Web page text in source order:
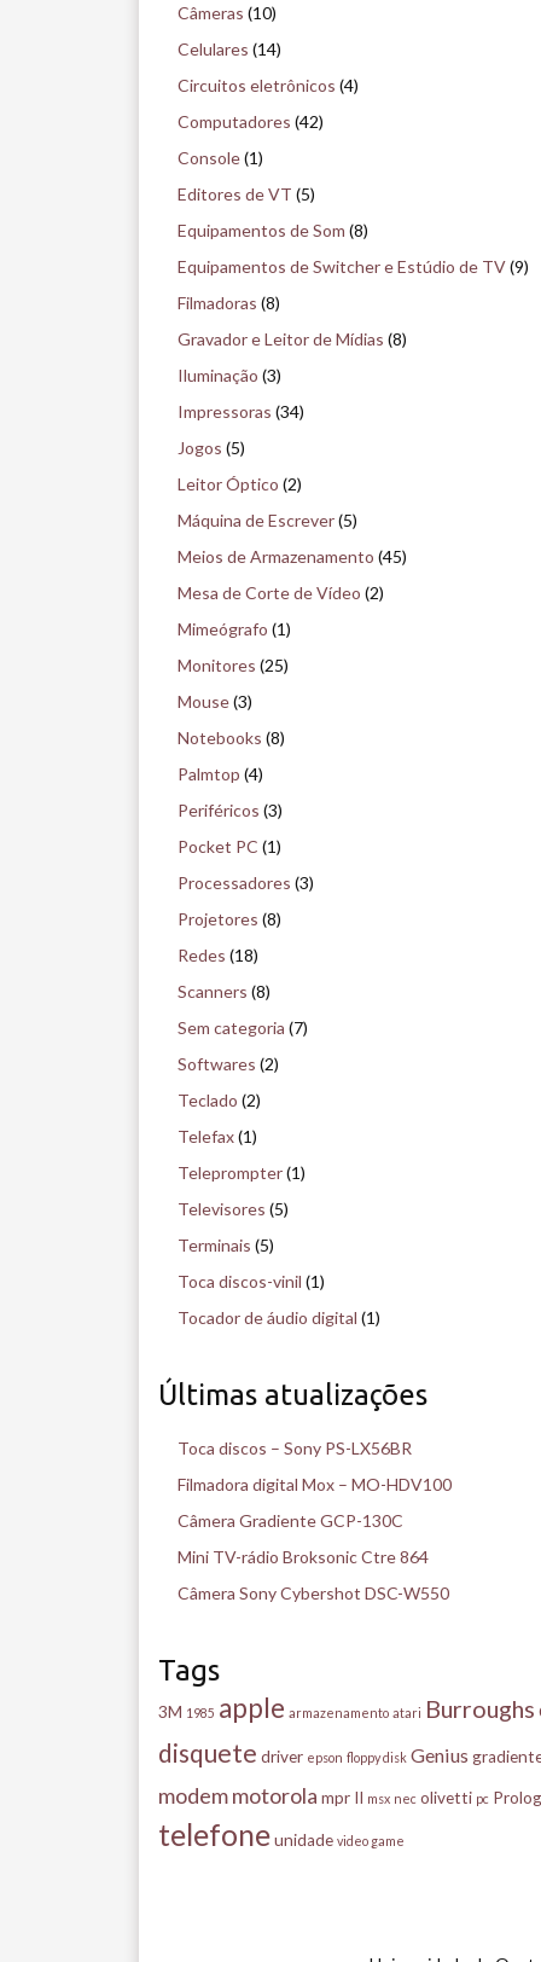
Câmeras (10)
Celulares (14)
Circuitos eletrônicos (4)
Computadores (42)
Console(1)
Editores de VT (5)
Equipamentos de Som (8)
Equipamentos de Switcher e Estúdio de TV(9)
Filmadoras (8)
Gravador e Leitor de Mídias (8)
Iluminação (3)
Impressoras (34)
Jogos (5)
Leitor Óptico (2)
Máquina de Escrever(5)
Meios de Armazenamento (45)
Mesa de Corte de Vídeo (2)
Mimeógrafo (1)
Monitores (25)
Mouse(3)
Notebooks (8)
Palmtop (4)
Periféricos (3)
Pocket PC (1)
Processadores (3)
Projetores (8)
Redes (18)
Scanners (8)
Sem categoria (7)
Softwares (2)
Teclado (2)
Telefax(1)
Teleprompter(1)
Televisores (5)
Terminais (5)
Toca discos-vinil (1)
Tocador de áudio digital (1)
Últimas atualizações
Toca discos – Sony PS-LX56BR
Filmadora digital Mox – MO-HDV100
Câmera Gradiente GCP-130C
Mini TV-rádio Broksonic Ctre 864
Câmera Sony Cybershot DSC-W550
Tags
3M 1985 apple armazenamento atari Burroughs
disquete driver epson floppy disk Genius
modemmotorola mpr II msx nec olivetti pc
telefoneunidade video game